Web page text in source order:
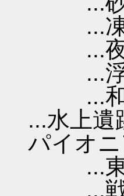
...凍
...夜
...浮
...和
...水上遺
パイオニ
...東
...戦